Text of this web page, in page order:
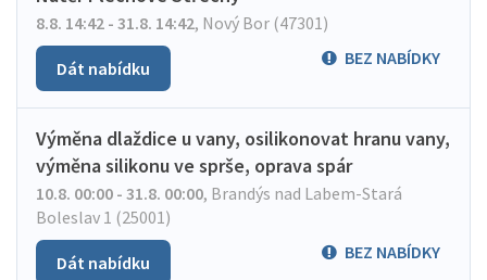
8.8. 14:42 - 31.8. 14:42, Nový Bor (47301)
BEZ NABÍDKY
Dát nabídku
Výměna dlaždice u vany, osilikonovat hranu vany,
výměna silikonu ve sprše, oprava spár
10.8. 00:00 - 31.8. 00:00, Brandýs nad Labem-Stará
Boleslav 1 (25001)
BEZ NABÍDKY
Dát nabídku